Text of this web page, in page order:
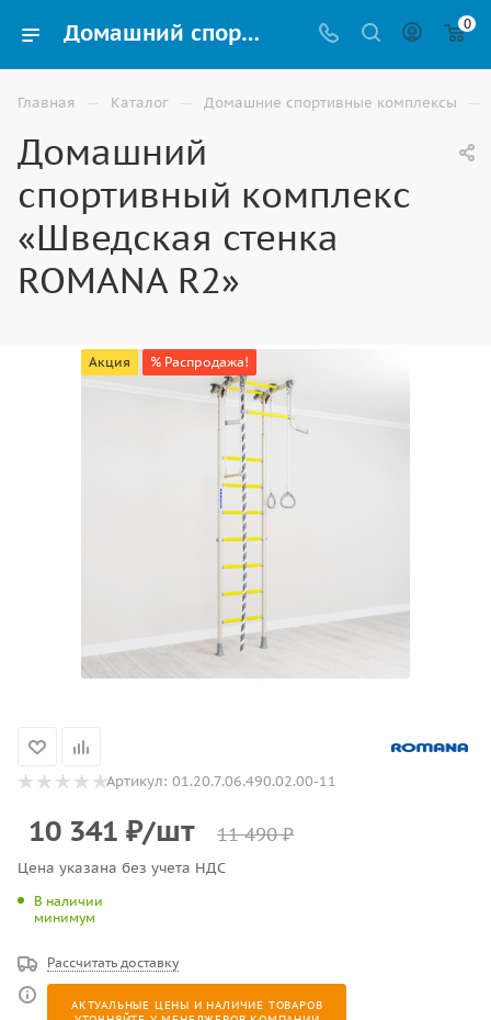
Домашний спортивный комплекс «Шведская стенка ROMANA R2» для детей купить в Владикавказе 0
Главная — Каталог — Домашние спортивные комплексы —
Домашний
спортивный комплекс
«Шведская стенка
ROMANA R2»
Акция % Распродажа!
Артикул: 01.20.7.06.490.02.00-11
10 341 ₽/шт 11 490₽
Цена указана без учета НДС
В наличии
минимум
Рассчитать доставку
АКТУАЛЬНЫЕ ЦЕНЫ И НАЛИЧИЕ ТОВАРОВ